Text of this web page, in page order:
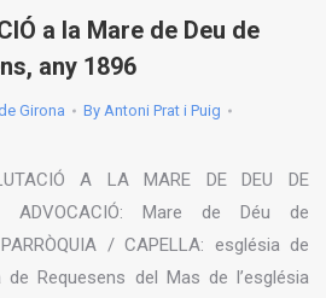
a la Mare de Deu de
any 1896
Girona By Antoni Prat i Puig
A LA MARE DE DEU DE
ADVOCACIÓ: Mare de Déu de
/ CAPELLA: església de
de Requesens del Mas de l’església